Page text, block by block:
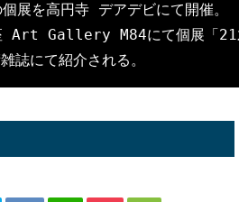
展を高円寺 デアデビにて開催。
Art Gallery M84にて個展「21